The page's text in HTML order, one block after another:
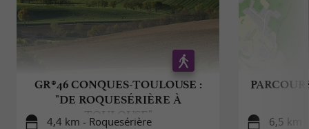
GR®46 CONQUES-TOULOUSE :
"DE ROQUESÉRIÈRE À
TOULOUSE"
4,4 km - Roquesérière 6,5 km